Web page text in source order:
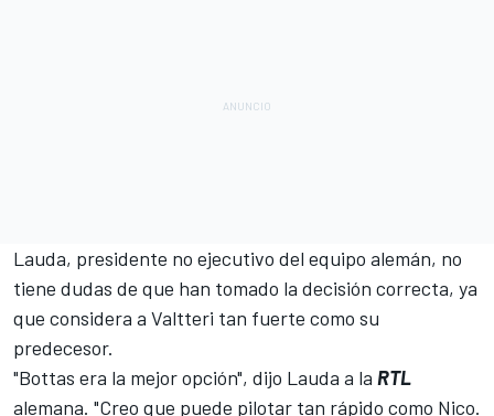
Lauda, presidente no ejecutivo del equipo alemán, no
tiene dudas de que han tomado la decisión correcta, ya
que considera a Valtteri tan fuerte como su
predecesor.
"Bottas era la mejor opción", dijo Lauda a la RTL
alemana. "Creo que puede pilotar tan rápido como Nico.